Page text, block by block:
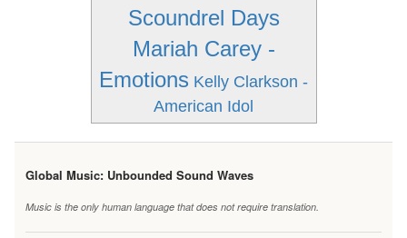
Scoundrel Days
Mariah Carey -
Emotions Kelly Clarkson -
American Idol
Global Music: Unbounded Sound Waves
Music is the only human language that does not require translation.